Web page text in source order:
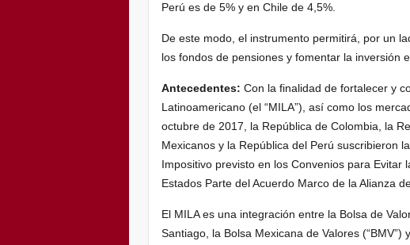
Perú es de 5% y en Chile de 4,5%.
De este modo, el instrumento permitirá, por un
los fondos de pensiones y fomentar la inversión
Antecedentes: Con la finalidad de fortalecer y
Latinoamericano (el “MILA”), así como los
octubre de 2017, la República de Colombia, la
Mexicanos y la República del Perú suscribieron
Impositivo previsto en los Convenios para Evitar
Estados Parte del Acuerdo Marco de la Alianza
El MILA es una integración entre la Bolsa de
Santiago, la Bolsa Mexicana de Valores